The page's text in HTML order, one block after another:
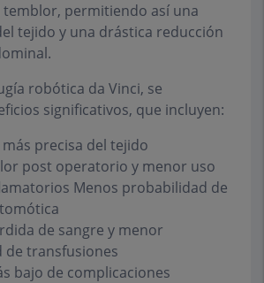
permitiendo así una
tejido y una drástica reducción
robótica da Vinci, se
significativos, que incluyen:
precisa del tejido
post operatorio y menor uso
Menos probabilidad de
de sangre y menor
de transfusiones
bajo de complicaciones